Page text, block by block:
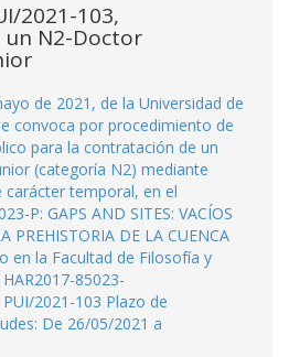
2021-103,
N2-Doctor
de 2021, de la Universidad de
convoca por procedimiento de
para la contratación de un
(categoría N2) mediante
temporal, en el
P: GAPS AND SITES: VACÍOS
PREHISTORIA DE LA CUENCA
en la Facultad de Filosofía y
85023-
PUI/2021-103 Plazo de
De 26/05/2021 a